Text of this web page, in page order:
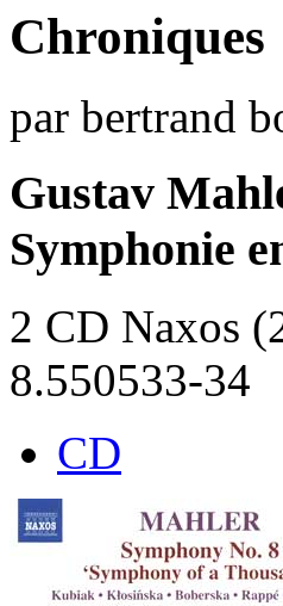
Chroniques
par bertrand
Gustav
Symphonie
2 CD Naxos
8.550533-34
CD